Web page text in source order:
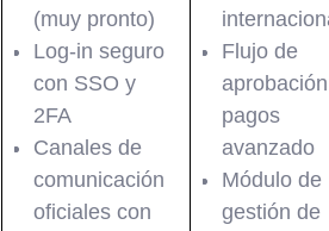
(muy pronto)
Log-in seguro
con SSO y
2FA
Canales de
comunicación
oficiales con
Flujo de
pagos
avanzado
Módulo de
gestión de